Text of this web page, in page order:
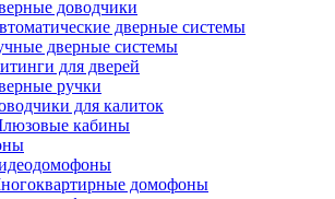
доводчики
дверные системы
дверные системы
для дверей
ручки
для калиток
кабины
домофоны